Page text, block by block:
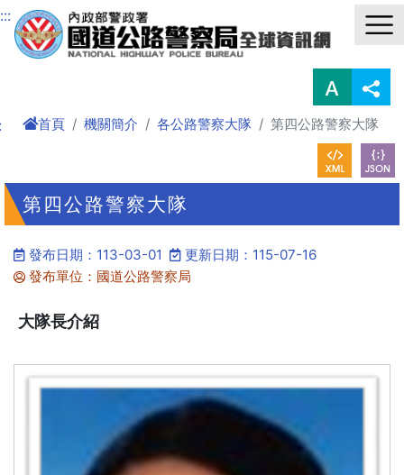
進入內容區塊
:::
首頁 機關簡介 各公路警察大隊 第四公路警察大隊
第四公路警察大隊
發布日期：113-03-01
更新日期：115-07-16
發布單位：國道公路警察局
大隊長介紹